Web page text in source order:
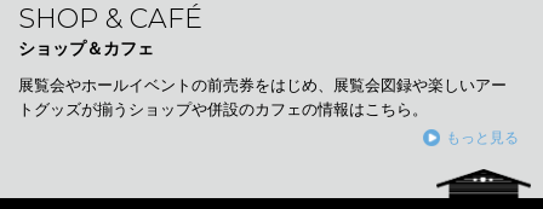
SHOP & CAFÉ
ショップ＆カフェ
展覧会やホールイベントの前売券をはじめ、展覧会図録や楽しいアー
トグッズが揃うショップや併設のカフェの情報はこちら。
もっと見る